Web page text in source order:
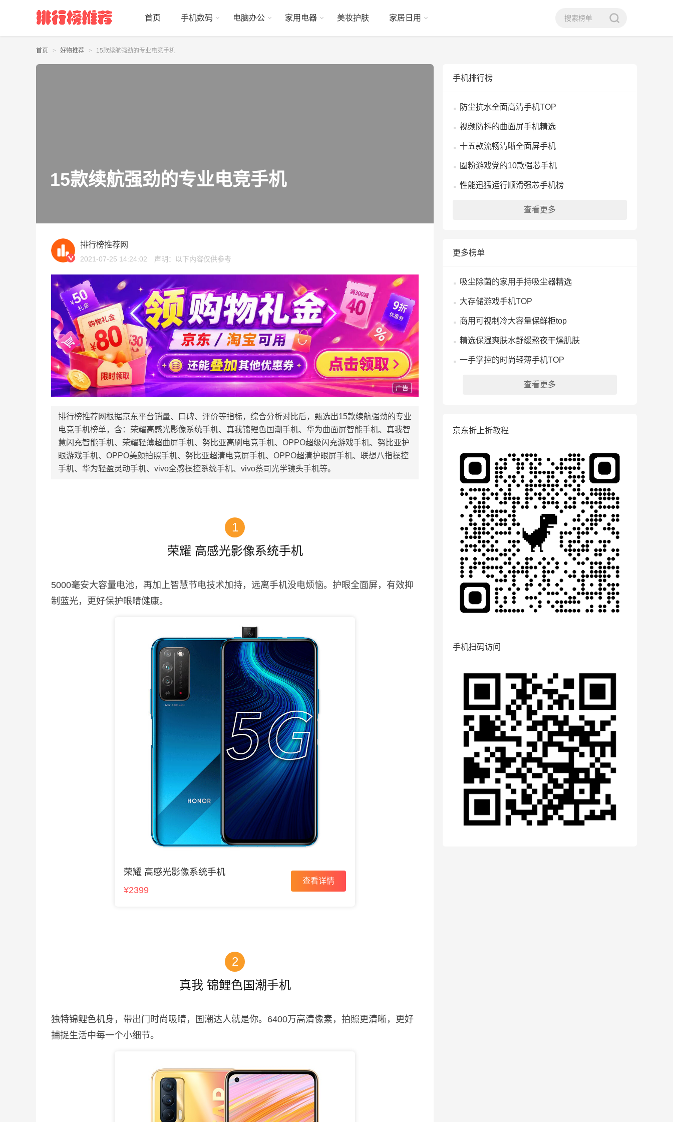
首页 手机数码 电脑办公 家用电器 美妆护肤 家居日用
首页 好物推荐 15款续航强劲的专业电竞手机
15款续航强劲的专业电竞手机
排行榜推荐网
2021-07-25 14:24:02 声明：以下内容仅供参考
排行榜推荐网根据京东平台销量、口碑、评价等指标，综合分析对比后，甄选出15款续航强劲的专业
电竞手机榜单，含：荣耀高感光影像系统手机、真我锦鲤色国潮手机、华为曲面屏智能手机、真我智
慧闪充智能手机、荣耀轻薄超曲屏手机、努比亚高刷电竞手机、OPPO超级闪充游戏手机、努比亚护
眼游戏手机、OPPO美颜拍照手机、努比亚超清电竞屏手机、OPPO超清护眼屏手机、联想八指操控
手机、华为轻盈灵动手机、vivo全感操控系统手机、vivo蔡司光学镜头手机等。
1
荣耀 高感光影像系统手机
5000毫安大容量电池，再加上智慧节电技术加持，远离手机没电烦恼。护眼全面屏，有效抑
制蓝光，更好保护眼睛健康。
荣耀 高感光影像系统手机
¥2399
查看详情
2
真我 锦鲤色国潮手机
独特锦鲤色机身，带出门时尚吸睛，国潮达人就是你。6400万高清像素，拍照更清晰，更好
捕捉生活中每一个小细节。
手机排行榜
防尘抗水全面高清手机TOP
视频防抖的曲面屏手机精选
十五款流畅清晰全面屏手机
圈粉游戏党的10款强芯手机
性能迅猛运行顺滑强芯手机榜
查看更多
更多榜单
吸尘除菌的家用手持吸尘器精选
大存储游戏手机TOP
商用可视制冷大容量保鲜柜top
精选保湿爽肤水舒缓熬夜干燥肌肤
一手掌控的时尚轻薄手机TOP
查看更多
京东折上折教程
手机扫码访问